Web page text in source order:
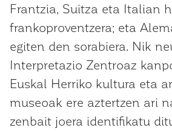
Frantzia, Suitza eta Italian
frankoproventzera; eta
egiten den sorabiera. Nik
Interpretazio Zentroaz
Euskal Herriko kultura eta
museoak ere aztertzen ari
zenbait joera identifikatu